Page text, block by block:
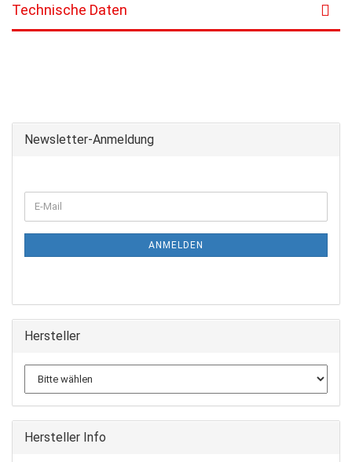
Technische Daten
Newsletter-Anmeldung
ANMELDEN
Hersteller
Hersteller Info